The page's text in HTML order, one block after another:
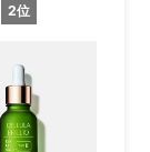
2位